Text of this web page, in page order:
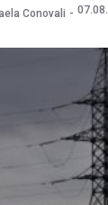
Conovali